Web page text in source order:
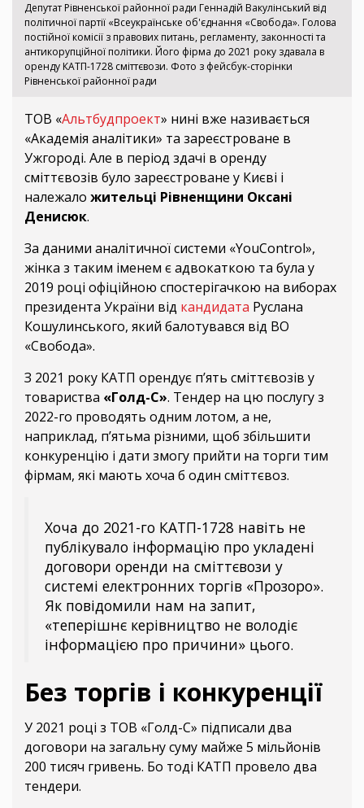
Депутат Рівненської районної ради Геннадій Вакулінський від
політичної партії «Всеукраїнське об'єднання «Свобода». Голова
постійної комісії з правових питань, регламенту, законності та
антикорупційної політики. Його фірма до 2021 року здавала в
оренду КАТП-1728 сміттєвози. Фото з фейсбук-сторінки
Рівненської районної ради
ТОВ «Альтбудпроект» нині вже називається
«Академія аналітики» та зареєстроване в
Ужгороді. Але в період здачі в оренду
сміттєвозів було зареєстроване у Києві і
належало жительці Рівненщини Оксані
Денисюк.
За даними аналітичної системи «YouControl»,
жінка з таким іменем є адвокаткою та була у
2019 році офіційною спостерігачкою на виборах
президента України від кандидата Руслана
Кошулинського, який балотувався від ВО
«Свобода».
З 2021 року КАТП орендує п’ять сміттєвозів у
товариства «Голд-С». Тендер на цю послугу з
2022-го проводять одним лотом, а не,
наприклад, п’ятьма різними, щоб збільшити
конкуренцію і дати змогу прийти на торги тим
фірмам, які мають хоча б один сміттєвоз.
Хоча до 2021-го КАТП-1728 навіть не
публікувало інформацію про укладені
договори оренди на сміттєвози у
системі електронних торгів «Прозоро».
Як повідомили нам на запит,
«теперішнє керівництво не володіє
інформацією про причини» цього.
Без торгів і конкуренції
У 2021 році з ТОВ «Голд-С» підписали два
договори на загальну суму майже 5 мільйонів
200 тисяч гривень. Бо тоді КАТП провело два
тендери.